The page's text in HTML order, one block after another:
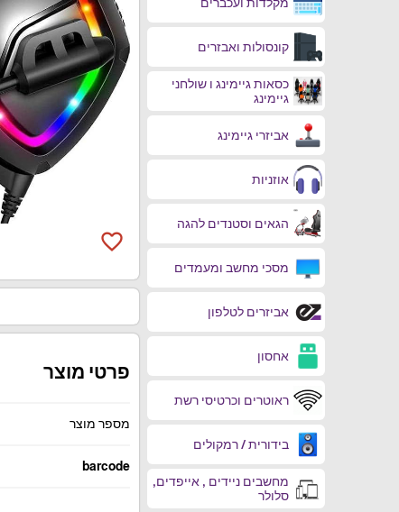
קונסולות ואבזרים
כסאות גיימינג ו שולחני
גיימינג
אביזרי גיימינג
אוזניות
הגאים וסטנדים להגה
מסכי מחשב ומעמדים
אביזרים לטלפון
אחסון
ראוטרים וכרטיסי רשת
בידורית / רמקולים
מחשבים ניידים , אייפדים,
סלולר
favorite_border
פרטי מוצר
מספר מוצר
barcode